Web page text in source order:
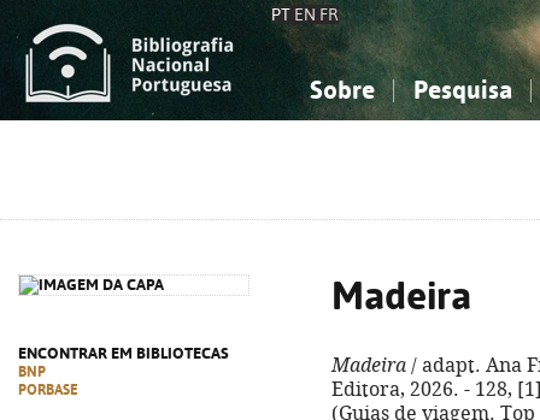
PT EN FR
Sobre Pesquisa
ENCONTRAR EM BIBLIOTECAS
BNP
PORBASE
Madeira
Madeira / adapt. Ana
Editora, 2026. - 128,
(Guias de viagem. Top